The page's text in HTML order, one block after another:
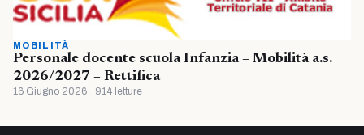
MOBILITÀ
Personale docente scuola Infanzia – Mobilità a.s.
2026/2027 – Rettifica
16 Giugno 2026 · 914 letture